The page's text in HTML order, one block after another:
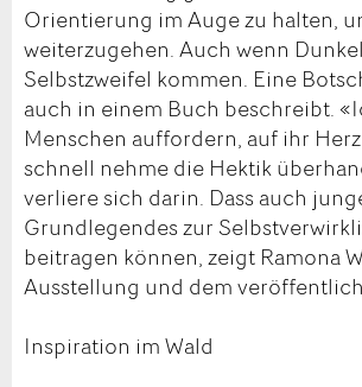
Orientierung im Auge zu halten,
weiterzugehen. Auch wenn
Selbstzweifel kommen. Eine
auch in einem Buch beschreibt.
Menschen auffordern, auf ihr
schnell nehme die Hektik
verliere sich darin. Dass auch
Grundlegendes zur
beitragen können, zeigt Ramona
Ausstellung und dem
Inspiration im Wald